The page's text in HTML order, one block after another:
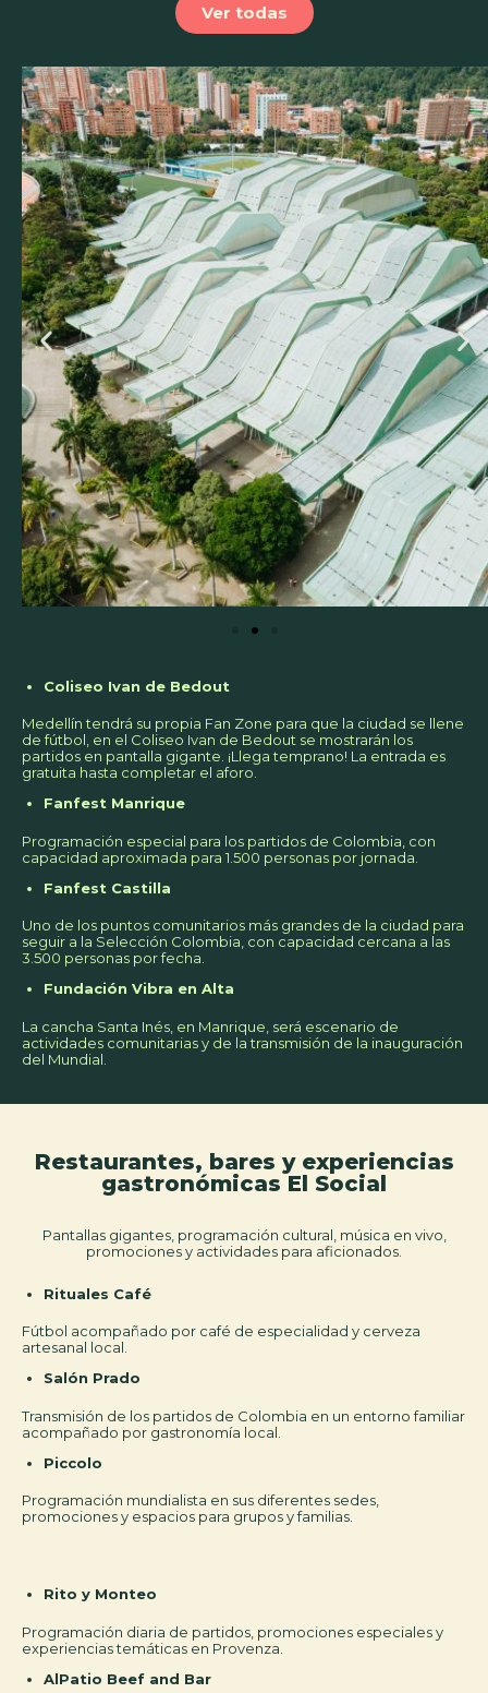
Ver todas
Coliseo Ivan de Bedout
Medellín tendrá su propia Fan Zone para que la ciudad se llene
de fútbol, en el Coliseo Ivan de Bedout se mostrarán los
partidos en pantalla gigante. ¡Llega temprano! La entrada es
gratuita hasta completar el aforo.
Fanfest Manrique
Programación especial para los partidos de Colombia, con
capacidad aproximada para 1.500 personas por jornada.
Fanfest Castilla
Uno de los puntos comunitarios más grandes de la ciudad para
seguir a la Selección Colombia, con capacidad cercana a las
3.500 personas por fecha.
Fundación Vibra en Alta
La cancha Santa Inés, en Manrique, será escenario de
actividades comunitarias y de la transmisión de la inauguración
del Mundial.
Restaurantes, bares y experiencias
gastronómicas El Social
Pantallas gigantes, programación cultural, música en vivo,
promociones y actividades para aficionados.
Rito y Monteo
Programación diaria de partidos, promociones especiales y
experiencias temáticas en Provenza.
AlPatio Beef and Bar
Rituales Café
Fútbol acompañado por café de especialidad y cerveza
artesanal local.
Salón Prado
Transmisión de los partidos de Colombia en un entorno familiar
acompañado por gastronomía local.
Piccolo
Programación mundialista en sus diferentes sedes,
promociones y espacios para grupos y familias.